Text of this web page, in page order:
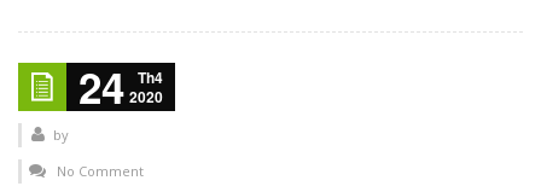
24
Th4
2020
by
No Comment